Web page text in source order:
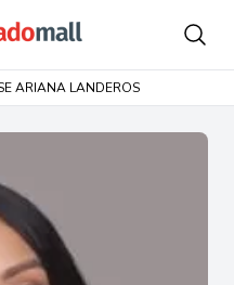
ARIANA LANDEROS